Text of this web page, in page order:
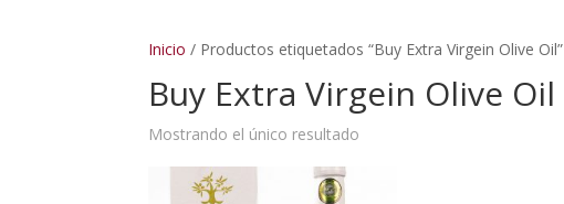
Inicio / Productos etiquetados “Buy Extra Virgein Olive Oil”
Buy Extra Virgein Olive Oil
Mostrando el único resultado